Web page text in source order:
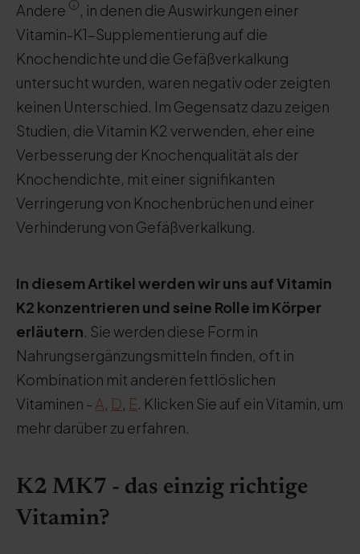
Andere
, in denen die Auswirkungen einer
Vitamin-K1-Supplementierung auf die
Knochendichte und die Gefäßverkalkung
untersucht wurden, waren negativ oder zeigten
keinen Unterschied. Im Gegensatz dazu zeigen
Studien, die Vitamin K2 verwenden, eher eine
Verbesserung der Knochenqualität als der
Knochendichte, mit einer signifikanten
Verringerung von Knochenbrüchen und einer
Verhinderung von Gefäßverkalkung.
In diesem Artikel werden wir uns auf Vitamin
K2 konzentrieren und seine Rolle im Körper
erläutern. Sie werden diese Form in
Nahrungsergänzungsmitteln finden, oft in
Kombination mit anderen fettlöslichen
Vitaminen - A, D, E. Klicken Sie auf ein Vitamin, um
mehr darüber zu erfahren.
K2 MK7 - das einzig richtige
Vitamin?